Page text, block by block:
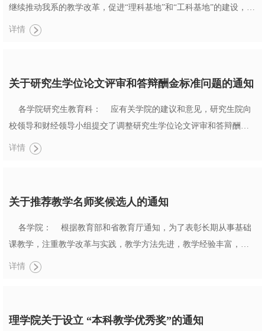
继续推动我系的教学改革，促进“理科基地”和“工科基地”的建设，提
高教师的教学水平和教学创新能力，经系研究决定，继续设立化学
改项目申请自5月15日起开...
详情
关于研究生学位论文评审和答辩酬金标准问题的通知
各学院研究生教育科： 应有关学院的建议和意见，研究生院向
校领导和财经领导小组提交了调整研究生学位论文评审和答辩酬金
标准的请示，经校长办公会议审议，同意对研究生学位论文评审和
［2006...
详情
关于推荐教学名师奖候选人的通知
各学院： 根据教育部和省教育厅通知，为了表彰长期从事基础
课教学，注重教学改革与实践，教学方法先进，教学经验丰富，教
学水平高，教学效果好的教授，教育部和浙江省教育厅决定组织第
详情
理学院关于设立 “本科教学优秀奖”的通知